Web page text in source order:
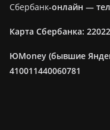
Сбербанк-онлайн —
Карта Сбербанка:
ЮMoney (бывшие
410011440060781